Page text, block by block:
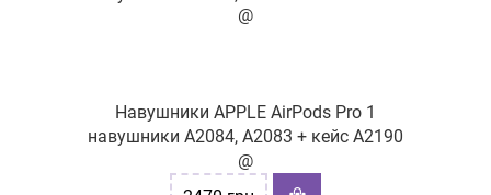
Навушники APPLE AirPods Pro 1
навушники A2084, A2083 + кейс A2190
@